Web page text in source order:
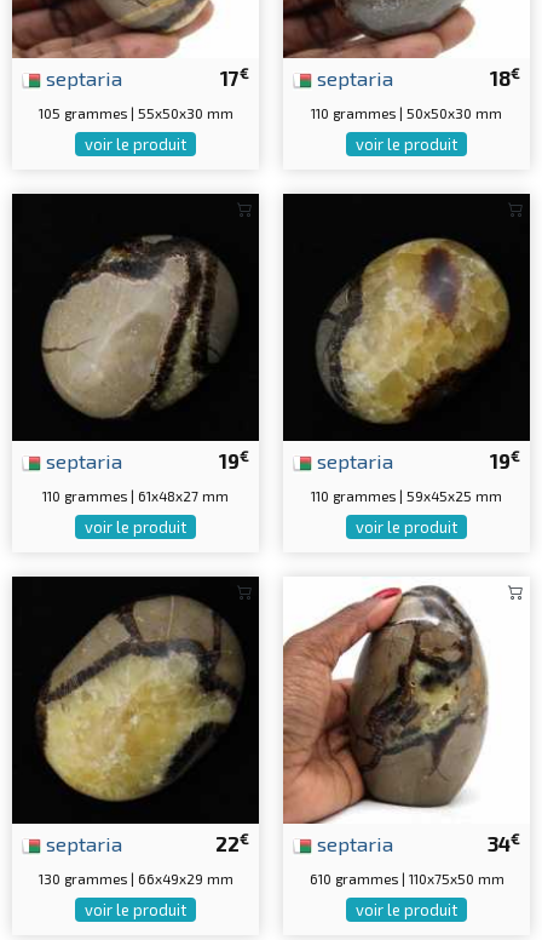
17€
septaria
105 grammes | 55x50x30 mm
voir le produit
18€
septaria
110 grammes | 50x50x30 mm
voir le produit
19€
septaria
110 grammes | 61x48x27 mm
voir le produit
19€
septaria
110 grammes | 59x45x25 mm
voir le produit
22€
septaria
130 grammes | 66x49x29 mm
voir le produit
34€
septaria
610 grammes | 110x75x50 mm
voir le produit